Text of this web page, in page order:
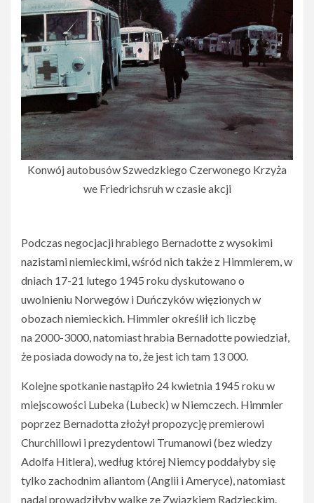
Konwój autobusów Szwedzkiego Czerwonego Krzyża
we Friedrichsruh w czasie akcji
Podczas negocjacji hrabiego Bernadotte z wysokimi
nazistami niemieckimi, wśród nich także z Himmlerem, w
dniach 17-21 lutego 1945 roku dyskutowano o
uwolnieniu Norwegów i Duńczyków więzionych w
obozach niemieckich. Himmler określił ich liczbę
na 2000-3000, natomiast hrabia Bernadotte powiedział,
że posiada dowody na to, że jest ich tam 13 000.
Kolejne spotkanie nastąpiło 24 kwietnia 1945 roku w
miejscowości Lubeka (Lubeck) w Niemczech. Himmler
poprzez Bernadotta złożył propozycję premierowi
Churchillowi i prezydentowi Trumanowi (bez wiedzy
Adolfa Hitlera), według której Niemcy poddałyby się
tylko zachodnim aliantom (Anglii i Ameryce), natomiast
nadal prowadziłyby walkę ze Związkiem Radzieckim.